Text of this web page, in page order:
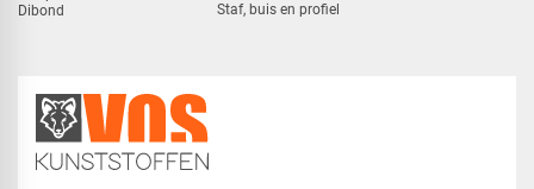
Dibond
Staf, buis en profiel